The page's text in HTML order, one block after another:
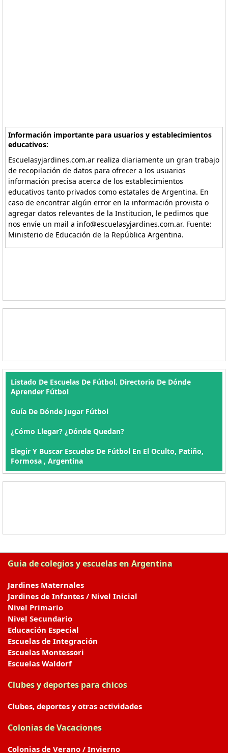
Información importante para usuarios y establecimientos
educativos:
Escuelasyjardines.com.ar realiza diariamente un gran trabajo
de recopilación de datos para ofrecer a los usuarios
información precisa acerca de los establecimientos
educativos tanto privados como estatales de Argentina. En
caso de encontrar algún error en la información provista o
agregar datos relevantes de la Institucion, le pedimos que
nos envíe un mail a info@escuelasyjardines.com.ar. Fuente:
Ministerio de Educación de la República Argentina.
Listado De Escuelas De Fútbol. Directorio De Dónde
Aprender Fútbol
Guía De Dónde Jugar Fútbol
¿Cómo Llegar? ¿Dónde Quedan?
Elegir Y Buscar Escuelas De Fútbol En El Oculto, Patiño,
Formosa , Argentina
Guia de colegios y escuelas en Argentina
Jardines Maternales
Jardines de Infantes / Nivel Inicial
Nivel Primario
Nivel Secundario
Educación Especial
Escuelas de Integración
Escuelas Montessori
Escuelas Waldorf
Clubes y deportes para chicos
Clubes, deportes y otras actividades
Colonias de Vacaciones
Colonias de Verano / Invierno